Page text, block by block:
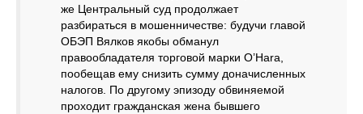
же Центральный суд продолжает
разбираться в мошенничестве: будучи главой
ОБЭП Вялков якобы обманул
правообладателя торговой марки O’Hara,
пообещав ему снизить сумму доначисленных
налогов. По другому эпизоду обвиняемой
проходит гражданская жена бывшего